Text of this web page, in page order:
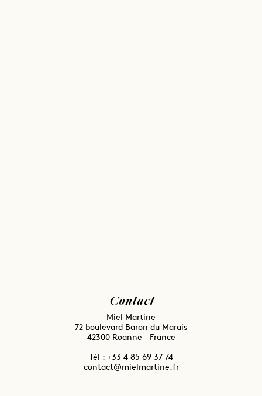
Contact
Miel Martine
72 boulevard Baron du Marais
42300 Roanne – France
Tél : ⁦+33 4 85 69 37 74
contact@mielmartine.fr